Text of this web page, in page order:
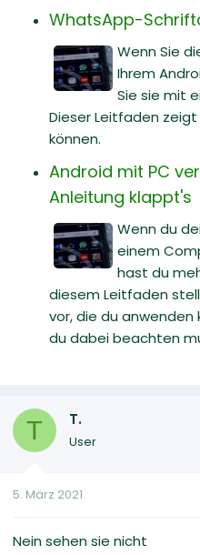
WhatsApp-
Wenn Sie
Ihrem
Sie sie mit
Dieser Leitfaden
können.
Android mit PC
Anleitung klappt's
Wenn du
einem
hast du
diesem Leitfaden
vor, die du anwenden
du dabei beachten
T T.
User
5. März 2021
Nein sehen sie nicht